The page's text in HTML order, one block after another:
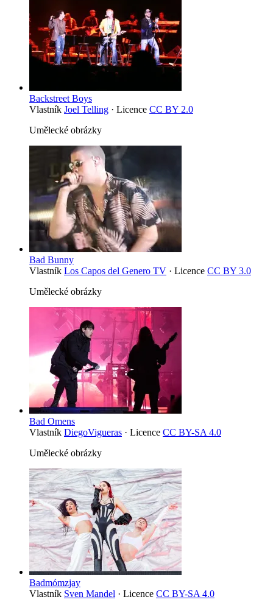
Backstreet Boys
Vlastník Joel Telling · Licence CC BY 2.0
Umělecké obrázky
Bad Bunny
Vlastník Los Capos del Genero TV · Licence CC BY 3.0
Umělecké obrázky
Bad Omens
Vlastník DiegoVigueras · Licence CC BY-SA 4.0
Umělecké obrázky
Badmómzjay
Vlastník Sven Mandel · Licence CC BY-SA 4.0